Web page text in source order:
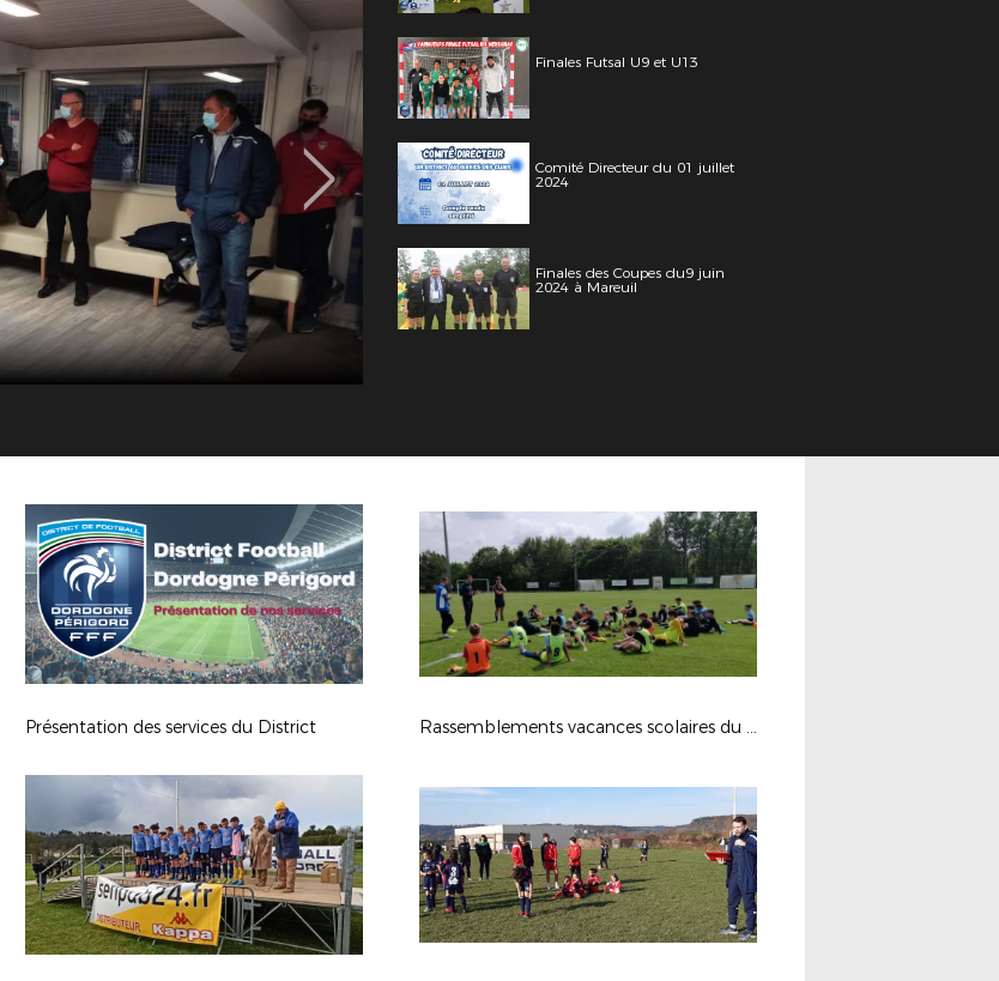
Finales Futsal U9 et U13
Comité Directeur du 01 juillet
2024
Finales des Coupes du9 juin
2024 à Mareuil
Présentation des services du District Rassemblements vacances scolaires du 25/04 au 29/04 2022